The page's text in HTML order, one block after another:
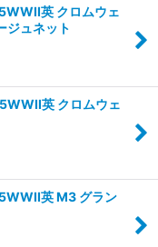
英 クロムウェ
ジュネット
英 クロムウェ
英 M3 グラン